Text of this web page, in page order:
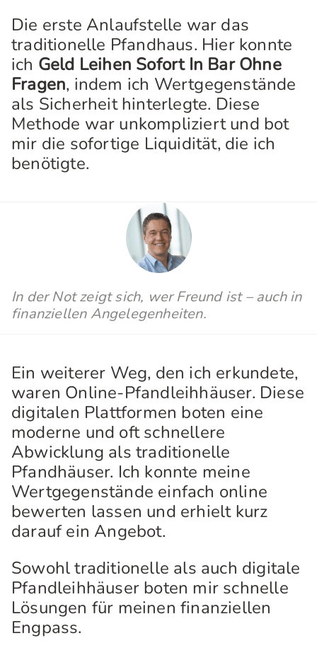
Die erste Anlaufstelle war das
traditionelle Pfandhaus. Hier konnte
ich Geld Leihen Sofort In Bar Ohne
Fragen, indem ich Wertgegenstände
als Sicherheit hinterlegte. Diese
Methode war unkompliziert und bot
mir die sofortige Liquidität, die ich
benötigte.
In der Not zeigt sich, wer Freund ist – auch in
finanziellen Angelegenheiten.
Ein weiterer Weg, den ich erkundete,
waren Online-Pfandleihhäuser. Diese
digitalen Plattformen boten eine
moderne und oft schnellere
Abwicklung als traditionelle
Pfandhäuser. Ich konnte meine
Wertgegenstände einfach online
bewerten lassen und erhielt kurz
darauf ein Angebot.
Sowohl traditionelle als auch digitale
Pfandleihhäuser boten mir schnelle
Lösungen für meinen finanziellen
Engpass.